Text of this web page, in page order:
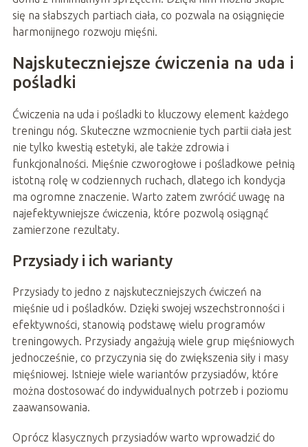
się na słabszych partiach ciała, co pozwala na osiągnięcie
harmonijnego rozwoju mięśni.
Najskuteczniejsze ćwiczenia na uda i
pośladki
Ćwiczenia na uda i pośladki to kluczowy element każdego
treningu nóg. Skuteczne wzmocnienie tych partii ciała jest
nie tylko kwestią estetyki, ale także zdrowia i
funkcjonalności. Mięśnie czworogłowe i pośladkowe pełnią
istotną rolę w codziennych ruchach, dlatego ich kondycja
ma ogromne znaczenie. Warto zatem zwrócić uwagę na
najefektywniejsze ćwiczenia, które pozwolą osiągnąć
zamierzone rezultaty.
Przysiady i ich warianty
Przysiady to jedno z najskuteczniejszych ćwiczeń na
mięśnie ud i pośladków. Dzięki swojej wszechstronności i
efektywności, stanowią podstawę wielu programów
treningowych. Przysiady angażują wiele grup mięśniowych
jednocześnie, co przyczynia się do zwiększenia siły i masy
mięśniowej. Istnieje wiele wariantów przysiadów, które
można dostosować do indywidualnych potrzeb i poziomu
zaawansowania.
Oprócz klasycznych przysiadów warto wprowadzić do